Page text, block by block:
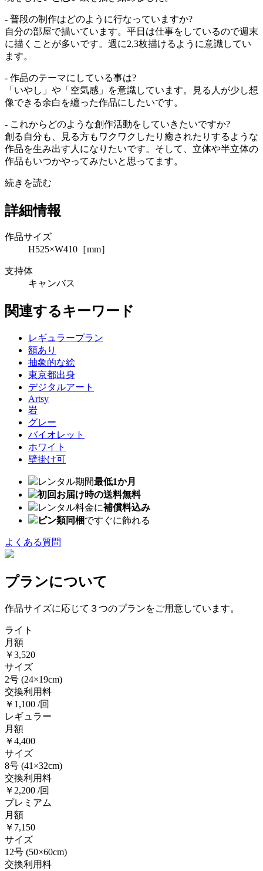
- 普段の制作はどのように行なっていますか?
自分の部屋で描いています。平日は仕事をしているので週末
に描くことが多いです。週に2,3枚描けるように意識してい
ます。
- 作品のテーマにしている事は?
「いやし」や「空気感」を意識しています。見る人が少し想
像できる余白を纏った作品にしたいです。
- これからどのような創作活動をしていきたいですか?
創る自分も、見る方もワクワクしたり癒されたりするような
作品を生み出す人になりたいです。そして、立体や半立体の
作品もいつかやってみたいと思ってます。
続きを読む
詳細情報
作品サイズ
H525×W410［mm］
支持体
キャンバス
関連するキーワード
レギュラープラン
額あり
抽象的な絵
東京都出身
デジタルアート
Artsy
岩
グレー
バイオレット
ホワイト
壁掛け可
レンタル期間最低1か月
初回お届け時の送料無料
レンタル料金に補償料込み
ピン類同梱ですぐに飾れる
よくある質問
プランについて
作品サイズに応じて３つのプランをご用意しています。
ライト
月額
￥3,520
サイズ
2号 (24×19cm)
交換利用料
￥1,100 /回
レギュラー
月額
￥4,400
サイズ
8号 (41×32cm)
交換利用料
￥2,200 /回
プレミアム
月額
￥7,150
サイズ
12号 (50×60cm)
交換利用料